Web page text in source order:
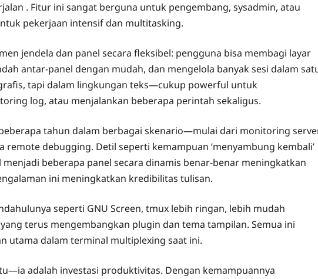
. Fitur ini sangat berguna untuk pengembang, sysadmin, atau
pekerjaan intensif dan multitasking.
jendela dan panel secara fleksibel: pengguna bisa membagi layar
antar-panel dengan mudah, dan mengelola banyak sesi dalam
tapi dalam lingkungan teks—cukup powerful untuk
log, atau menjalankan beberapa perintah sekaligus.
tahun dalam berbagai skenario—mulai dari monitoring
debugging. Detil seperti kemampuan ‘menyambung kembali’
beberapa panel secara dinamis benar-benar meningkatkan
ini meningkatkan kredibilitas tulisan.
seperti GNU Screen, tmux lebih ringan, lebih mudah
terus mengembangkan plugin dan tema tampilan. Semua ini
utama dalam terminal multiplexing saat ini.
adalah investasi produktivitas. Dengan kemampuannya